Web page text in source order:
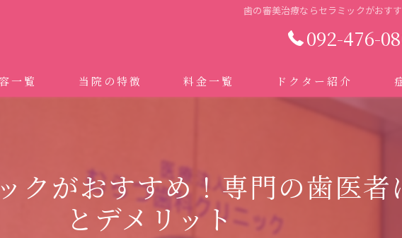
歯の審美治療ならセラミックがおす
092-476-
一覧
インビザライン、マウスピース矯正）
グ
当院の特徴
ドクターむらつのワンライン歯臓ブラシ
グループクリニック
料金一覧 ドクター紹介
クがおすすめ！専門の歯医者
とデメリット